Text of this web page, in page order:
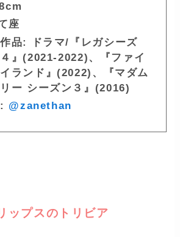
座
品: ドラマ/『 レガシーズ
』(2021-2022)、『ファイ
ランド』(2022)、『マダム
ー シーズン３』(2016)
@zanethan
ップスのトリビア